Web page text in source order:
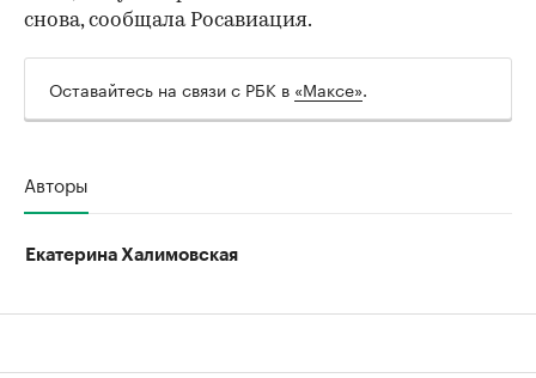
снова, сообщала Росавиация.
Оставайтесь на связи с РБК в «Максе».
Авторы
Екатерина Халимовская